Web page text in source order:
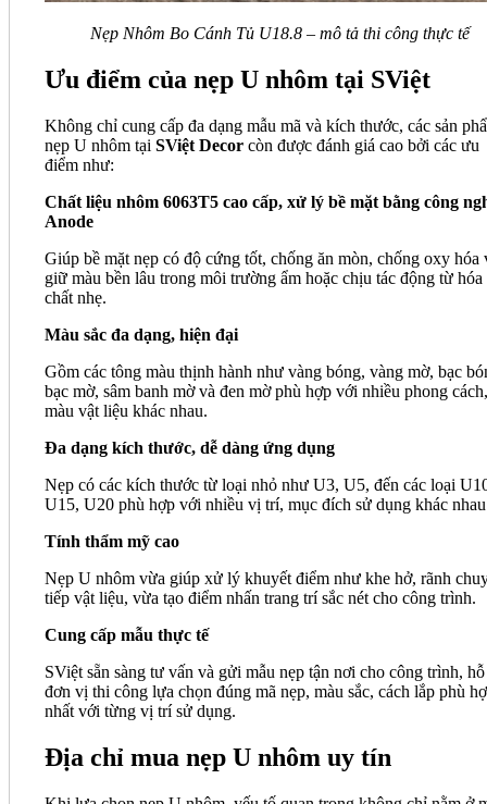
Nẹp Nhôm Bo Cánh Tủ U18.8 – mô tả thi công thực tế
Ưu điểm của nẹp U nhôm tại SViệt
Không chỉ cung cấp đa dạng mẫu mã và kích thước, các sản
nẹp U nhôm tại SViệt Decor còn được đánh giá cao bởi các ưu
điểm như:
Chất liệu nhôm 6063T5 cao cấp, xử lý bề mặt bằng công
Anode
Giúp bề mặt nẹp có độ cứng tốt, chống ăn mòn, chống oxy hóa
giữ màu bền lâu trong môi trường ẩm hoặc chịu tác động từ hóa
chất nhẹ.
Màu sắc đa dạng, hiện đại
Gồm các tông màu thịnh hành như vàng bóng, vàng mờ, bạc
bạc mờ, sâm banh mờ và đen mờ phù hợp với nhiều phong cách,
màu vật liệu khác nhau.
Đa dạng kích thước, dễ dàng ứng dụng
Nẹp có các kích thước từ loại nhỏ như U3, U5, đến các loại
U15, U20 phù hợp với nhiều vị trí, mục đích sử dụng khác
Tính thẩm mỹ cao
Nẹp U nhôm vừa giúp xử lý khuyết điểm như khe hở, rãnh
tiếp vật liệu, vừa tạo điểm nhấn trang trí sắc nét cho công trình.
Cung cấp mẫu thực tế
SViệt sẵn sàng tư vấn và gửi mẫu nẹp tận nơi cho công trình,
đơn vị thi công lựa chọn đúng mã nẹp, màu sắc, cách lắp phù
nhất với từng vị trí sử dụng.
Địa chỉ mua nẹp U nhôm uy tín